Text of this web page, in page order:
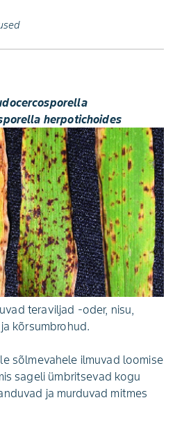
herpotichoides
teraviljad -oder, nisu,
kõrsumbrohud.
sõlmevahele ilmuvad loomise
sageli ümbritsevad kogu
ja murduvad mitmes